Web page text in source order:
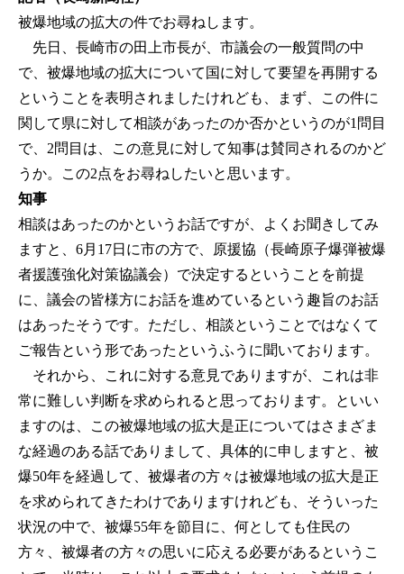
被爆地域の拡大の件でお尋ねします。
先日、長崎市の田上市長が、市議会の一般質問の中
で、被爆地域の拡大について国に対して要望を再開する
ということを表明されましたけれども、まず、この件に
関して県に対して相談があったのか否かというのが1問目
で、2問目は、この意見に対して知事は賛同されるのかど
うか。この2点をお尋ねしたいと思います。
知事
相談はあったのかというお話ですが、よくお聞きしてみ
ますと、6月17日に市の方で、原援協（長崎原子爆弾被爆
者援護強化対策協議会）で決定するということを前提
に、議会の皆様方にお話を進めているという趣旨のお話
はあったそうです。ただし、相談ということではなくて
ご報告という形であったというふうに聞いております。
それから、これに対する意見でありますが、これは非
常に難しい判断を求められると思っております。といい
ますのは、この被爆地域の拡大是正についてはさまざま
な経過のある話でありまして、具体的に申しますと、被
爆50年を経過して、被爆者の方々は被爆地域の拡大是正
を求められてきたわけでありますけれども、そういった
状況の中で、被爆55年を節目に、何としても住民の
方々、被爆者の方々の思いに応える必要があるというこ